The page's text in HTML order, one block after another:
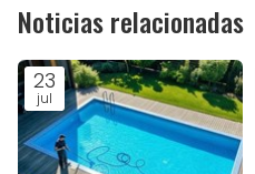
Noticias relacionadas
23
jul